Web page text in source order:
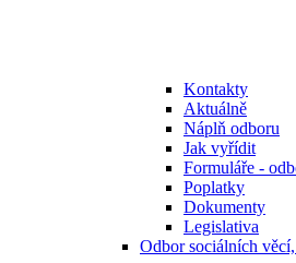
Kontakty
Aktuálně
Náplň odboru
Jak vyřídit
Formuláře -
Poplatky
Dokumenty
Legislativa
Odbor sociálních